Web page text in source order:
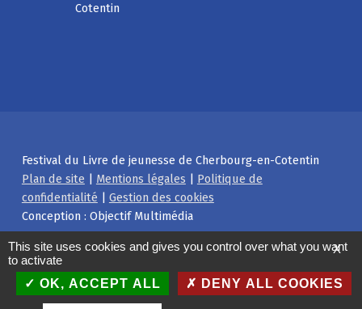
Cotentin
Festival du Livre de jeunesse de Cherbourg-en-Cotentin
Plan de site | Mentions légales | Politique de
confidentialité | Gestion des cookies
Conception : Objectif Multimédia
Facebook
Instagram
Back to top ↑ X
This site uses cookies and gives you control over what you want
to activate
OK, ACCEPT ALL
DENY ALL COOKIES